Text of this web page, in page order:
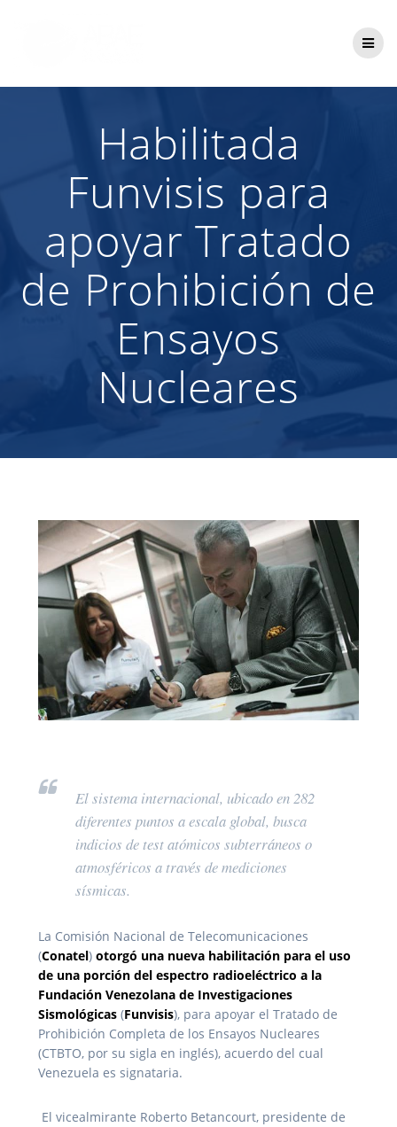
Habilitada
Funvisis para
apoyar Tratado
de Prohibición de
Ensayos
Nucleares
El sistema internacional, ubicado en 282
diferentes puntos a escala global, busca
indicios de test atómicos subterráneos o
atmosféricos a través de mediciones
sísmicas.
La Comisión Nacional de Telecomunicaciones
(Conatel) otorgó una nueva habilitación para el uso
de una porción del espectro radioeléctrico a la
Fundación Venezolana de Investigaciones
Sismológicas (Funvisis), para apoyar el Tratado de
Prohibición Completa de los Ensayos Nucleares
(CTBTO, por su sigla en inglés), acuerdo del cual
Venezuela es signataria.
El vicealmirante Roberto Betancourt, presidente de